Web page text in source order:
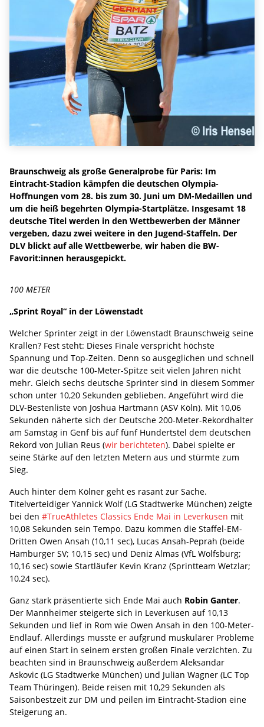
Braunschweig als große Generalprobe für Paris: Im
Eintracht-Stadion kämpfen die deutschen Olympia-
Hoffnungen vom 28. bis zum 30. Juni um DM-Medaillen und
um die heiß begehrten Olympia-Startplätze. Insgesamt 18
deutsche Titel werden in den Wettbewerben der Männer
vergeben, dazu zwei weitere in den Jugend-Staffeln. Der
DLV blickt auf alle Wettbewerbe, wir haben die BW-
Favorit:innen herausgepickt.
100 METER
„Sprint Royal“ in der Löwenstadt
Welcher Sprinter zeigt in der Löwenstadt Braunschweig seine
Krallen? Fest steht: Dieses Finale verspricht höchste
Spannung und Top-Zeiten. Denn so ausgeglichen und schnell
war die deutsche 100-Meter-Spitze seit vielen Jahren nicht
mehr. Gleich sechs deutsche Sprinter sind in diesem Sommer
schon unter 10,20 Sekunden geblieben. Angeführt wird die
DLV-Bestenliste von Joshua Hartmann (ASV Köln). Mit 10,06
Sekunden näherte sich der Deutsche 200-Meter-Rekordhalter
am Samstag in Genf bis auf fünf Hundertstel dem deutschen
Rekord von Julian Reus (wir berichteten). Dabei spielte er
seine Stärke auf den letzten Metern aus und stürmte zum
Sieg.
Auch hinter dem Kölner geht es rasant zur Sache.
Titelverteidiger Yannick Wolf (LG Stadtwerke München) zeigte
bei den #TrueAthletes Classics Ende Mai in Leverkusen mit
10,08 Sekunden sein Tempo. Dazu kommen die Staffel-EM-
Dritten Owen Ansah (10,11 sec), Lucas Ansah-Peprah (beide
Hamburger SV; 10,15 sec) und Deniz Almas (VfL Wolfsburg;
10,16 sec) sowie Startläufer Kevin Kranz (Sprintteam Wetzlar;
10,24 sec).
Ganz stark präsentierte sich Ende Mai auch Robin Ganter.
Der Mannheimer steigerte sich in Leverkusen auf 10,13
Sekunden und lief in Rom wie Owen Ansah in den 100-Meter-
Endlauf. Allerdings musste er aufgrund muskulärer Probleme
auf einen Start in seinem ersten großen Finale verzichten. Zu
beachten sind in Braunschweig außerdem Aleksandar
Askovic (LG Stadtwerke München) und Julian Wagner (LC Top
Team Thüringen). Beide reisen mit 10,29 Sekunden als
Saisonbestzeit zur DM und peilen im Eintracht-Stadion eine
Steigerung an.